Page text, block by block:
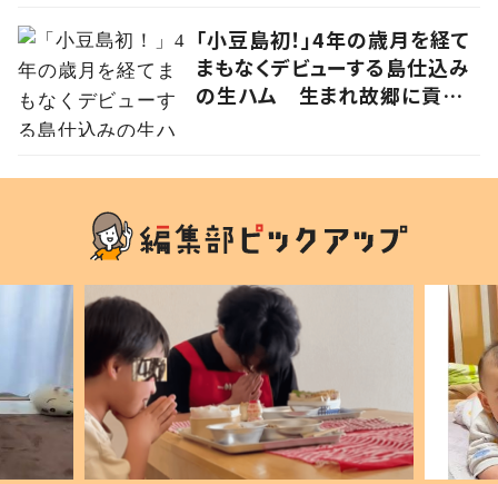
「小豆島初！」4年の歳月を経て
まもなくデビューする島仕込み
の生ハム 生まれ故郷に貢献